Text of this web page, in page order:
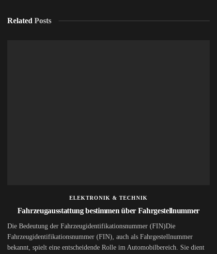
Related Posts
ELEKTRONIK & TECHNIK
Fahrzeugausstattung bestimmen über Fahrgestellnummer
Die Bedeutung der Fahrzeugidentifikationsnummer (FIN)Die
Fahrzeugidentifikationsnummer (FIN), auch als Fahrgestellnummer
bekannt, spielt eine entscheidende Rolle im Automobilbereich. Sie dient